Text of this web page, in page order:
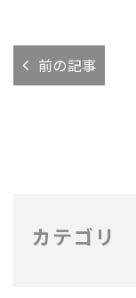
前の記事
カテゴリ